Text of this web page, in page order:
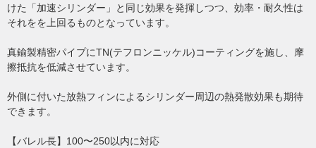
けた「加速シリンダー」と同じ効果を発揮しつつ、効率・耐久性は
それをを上回るものとなっています。
真鍮製精密パイプにTN(テフロンニッケル)コーティングを施し、摩
擦抵抗を低減させています。
外側に付いた放熱フィンによるシリンダー周辺の熱発散効果も期待
できます。
【バレル長】100〜250以内に対応